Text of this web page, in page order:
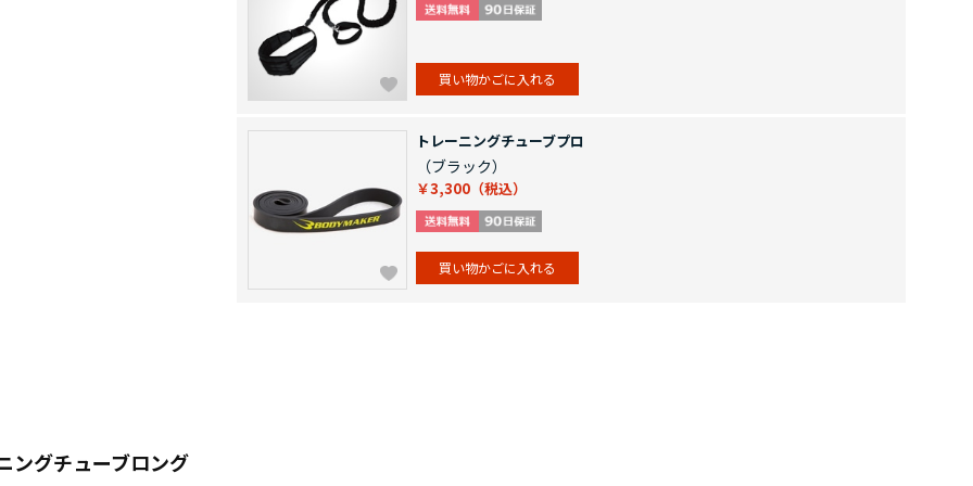
買い物かごに入れる
トレーニングチューブプロ
（ブラック）
￥3,300
買い物かごに入れる
ングチューブロング